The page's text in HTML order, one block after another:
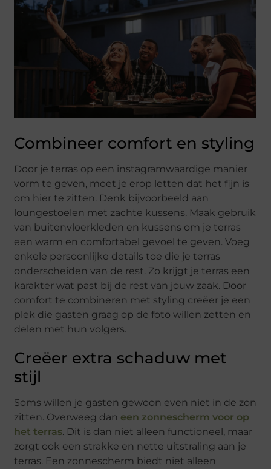
Combineer comfort en styling
Door je terras op een instagramwaardige manier
vorm te geven, moet je erop letten dat het fijn is
om hier te zitten. Denk bijvoorbeeld aan
loungestoelen met zachte kussens. Maak gebruik
van buitenvloerkleden en kussens om je terras
een warm en comfortabel gevoel te geven. Voeg
enkele persoonlijke details toe die je terras
onderscheiden van de rest. Zo krijgt je terras een
karakter wat past bij de rest van jouw zaak. Door
comfort te combineren met styling creëer je een
plek die gasten graag op de foto willen zetten en
delen met hun volgers.
Creëer extra schaduw met
stijl
Soms willen je gasten gewoon even niet in de zon
zitten. Overweeg dan een zonnescherm voor op
het terras. Dit is dan niet alleen functioneel, maar
zorgt ook een strakke en nette uitstraling aan je
terras. Een zonnescherm biedt niet alleen